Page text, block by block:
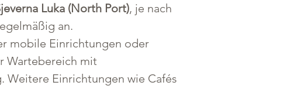
Luka (North Port), je nach
an.
mobile Einrichtungen oder
Wartebereich mit
Weitere Einrichtungen wie Cafés